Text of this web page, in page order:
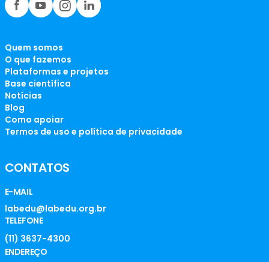
Quem somos
O que fazemos
Plataformas e projetos
Base científica
Notícias
Blog
Como apoiar
Termos de uso e política de privacidade
CONTATOS
E-MAIL
labedu@labedu.org.br
TELEFONE
(11) 3637-4300
ENDEREÇO